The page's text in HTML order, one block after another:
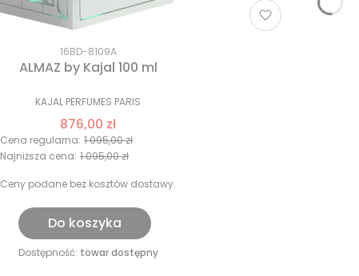
16BD-8109A
ALMAZ by Kajal 100 ml
KAJAL PERFUMES PARIS
876,00 zł
Cena regularna: 1 095,00 zł
Najniższa cena: 1 095,00 zł
Ceny podane bez kosztów dostawy.
Do koszyka
Dostępność: towar dostępny